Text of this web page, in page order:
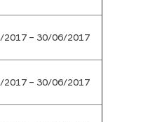
2017 – 30/06/2017
2017 – 30/06/2017